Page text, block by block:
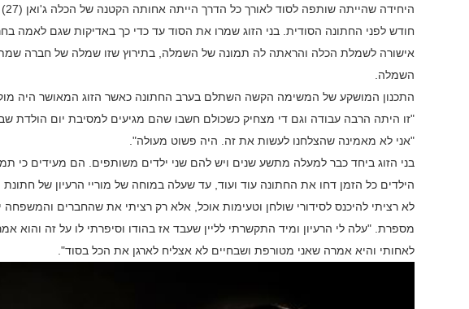
חודש לפני החתונה הסודית. בני הזוג שמרו את הסוד עד כדי כך באדיקות שגם לאמה
אישורה לשמלת הכלה והראתה לה תמונה של השמלה, בתירוץ שזו שמלה של חברה
השמלה.
התכנון המושקע של המשימה הקשה השתלם בערב החתונה כאשר הזוג המאושר היה
"זו היתה הרבה עבודה וגם די מצחיק כשכולם חשבו שהם מגיעים למסיבת יום הולדת
"אני לא מאמינה שהצלחנו לעשות את זה. היה פשוט מעולה".
בני הזוג ביחד כבר למעלה מתשע שנים ויש להם שני ילדים משותפים. הם מעידים כי
הילדים כל הזמן דחו את החתונה עוד ועוד, עד שעלה במוחה של מוריי הרעיון של
לא רציתי להיכנס לסידורי שולחן וטעימות אוכל, אלא רק רציתי את שהחברים והמשפחה
מספרת. "עלה לי הרעיון ומיד התקשרתי לליין שעבד אז בהודו וסיפרתי לו על זה והוא
לאחותי והיא אמרה שאני מטורפת ושבחיים לא אצליח לארגן את הכל בסוד".